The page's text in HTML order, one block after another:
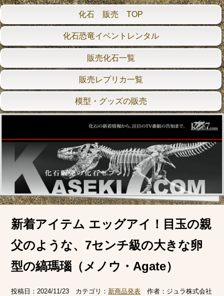
化石 販売 TOP
化石恐竜イベントレンタル
販売化石一覧
販売レプリカ一覧
模型・グッズの販売
新着アイテム エッグアイ！目玉の親
父のような、7センチ級の大きな卵
型の縞瑪瑙（メノウ・Agate）
投稿日：2024/11/23 カテゴリ： 新商品発表 作者： ジュラ株式会社